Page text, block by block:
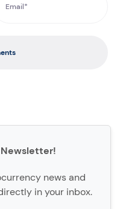
news and
in your inbox.